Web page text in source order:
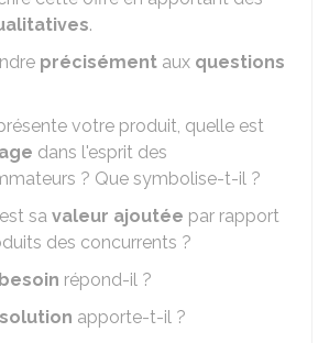
.
précisément aux questions
votre produit, quelle est
dans l'esprit des
? Que symbolise-t-il ?
sa valeur ajoutée par rapport
des concurrents ?
besoin répond-il ?
solution apporte-t-il ?